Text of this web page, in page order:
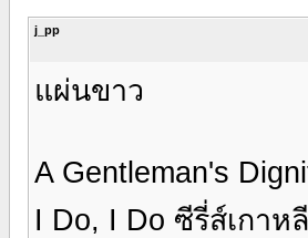
j_pp
แผ่นขาว
A Gentleman's
I Do, I Do ซีรี่ส์เกา